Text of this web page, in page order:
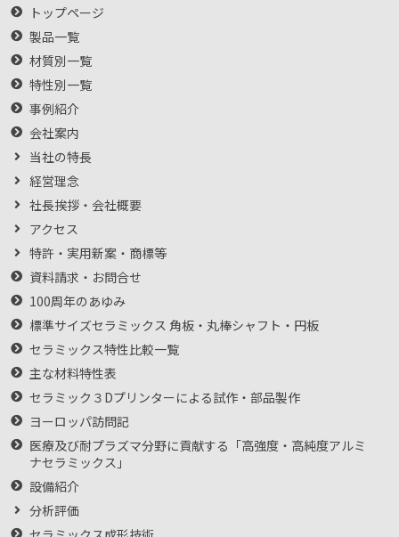
トップページ
製品一覧
材質別一覧
特性別一覧
事例紹介
会社案内
当社の特長
経営理念
社長挨拶・会社概要
アクセス
特許・実用新案・商標等
資料請求・お問合せ
100周年のあゆみ
標準サイズセラミックス 角板・丸棒シャフト・円板
セラミックス特性比較一覧
主な材料特性表
セラミック３Dプリンターによる試作・部品製作
ヨーロッパ訪問記
医療及び耐プラズマ分野に貢献する「高強度・高純度アルミ
ナセラミックス」
設備紹介
分析評価